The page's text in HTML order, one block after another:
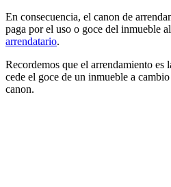
En consecuencia, el canon de
paga por el uso o goce del inmueble
arrendatario.
Recordemos que el arrendamiento es
cede el goce de un inmueble a
canon.